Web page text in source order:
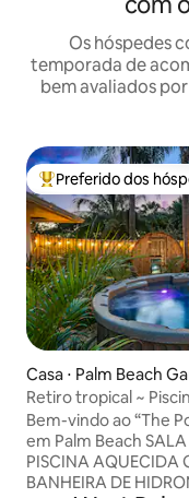
Os hóspedes
temporada de
bem avaliados
Entre os melhores
Preferido dos
Casa ⋅ Palm Beach
Retiro tropical ~
de jogos ~ Acomoda
Bem-vindo ao “The
em Palm Beach SALA DE JOGOS,
PISCINA AQUECIDA
BANHEIRA DE